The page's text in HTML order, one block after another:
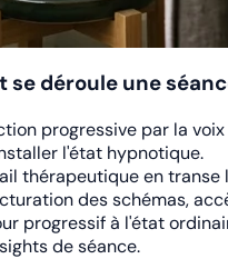
se déroule une
progressive par la
l'état hypnotique.
thérapeutique en transe
des schémas,
progressif à l'état
de séance.